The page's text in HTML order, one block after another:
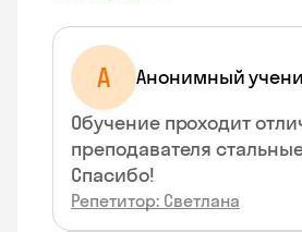
А Анонимный
Обучение проходит
преподавателя
Спасибо!
Репетитор: Светлана